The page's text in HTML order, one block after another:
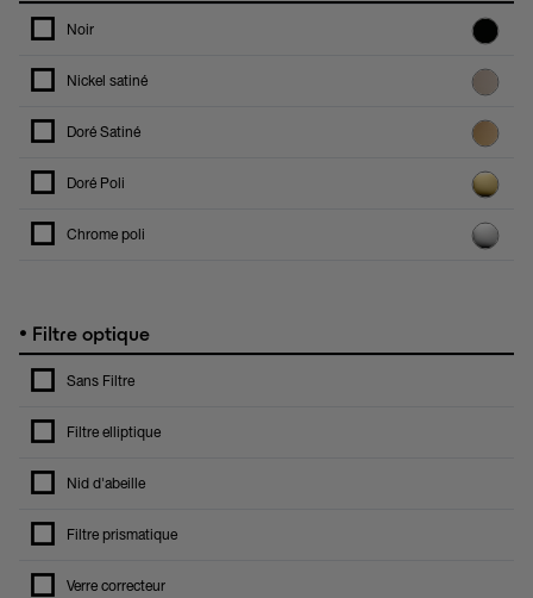
Noir
Nickel satiné
Doré Satiné
Doré Poli
Chrome poli
• Filtre optique
Sans Filtre
Filtre elliptique
Nid d'abeille
Filtre prismatique
Verre correcteur